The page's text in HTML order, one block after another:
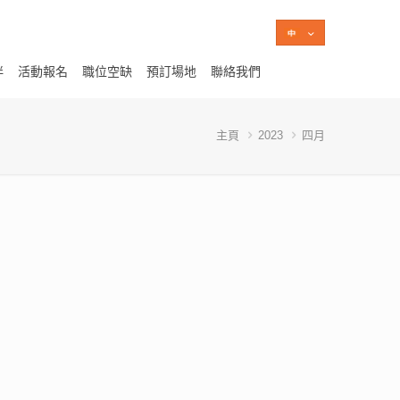
活動報名 職位空缺 預訂場地 聯絡我們
主頁 2023 四月